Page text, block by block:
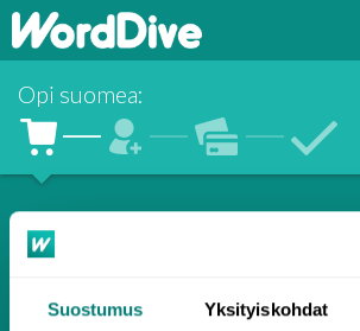
Suostumus Yksityiskohdat
Opi suomea:
Aloita WordDivella
opiskelu